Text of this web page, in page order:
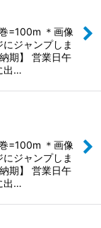
=100m ＊画像
ジャンプしま
期】 営業日午
出…
=100m ＊画像
ジャンプしま
期】 営業日午
出…